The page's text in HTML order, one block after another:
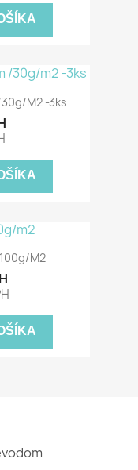
m2 -3ks
m2